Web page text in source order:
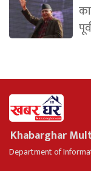
Khabarghar
Department of